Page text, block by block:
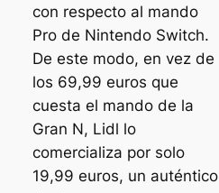
con respecto al mando
Pro de Nintendo Switch.
De este modo, en vez de
los 69,99 euros que
cuesta el mando de la
Gran N, Lidl lo
comercializa por solo
19,99 euros, un auténtico